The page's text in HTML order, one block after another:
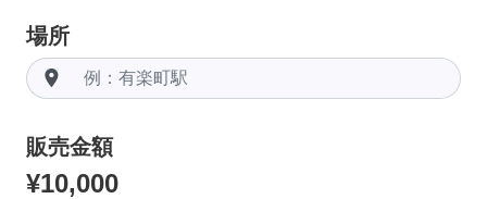
場所
room
販売金額
¥10,000